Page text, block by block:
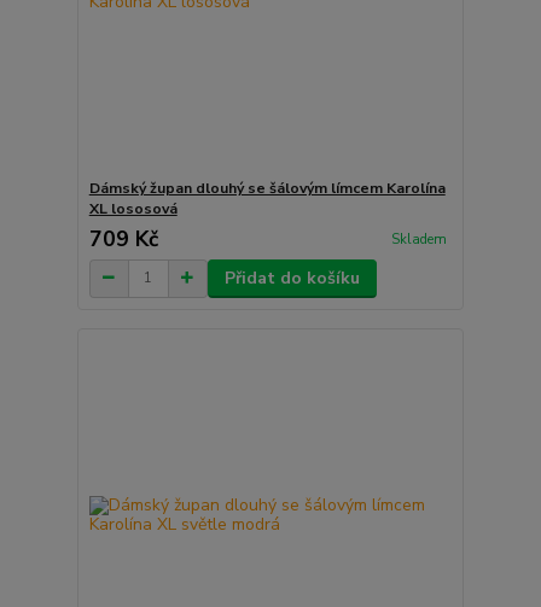
Dámský župan dlouhý se šálovým límcem Karolína
XL lososová
709 Kč Skladem
Přidat do košíku